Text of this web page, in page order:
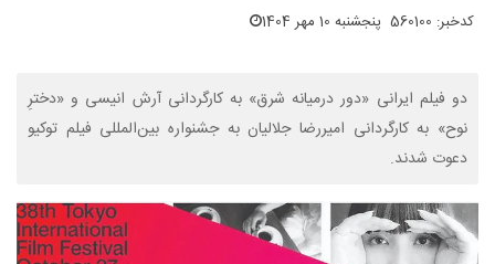
کدخبر: 560100 پنجشنبه 10 مهر 1404
دو فیلم ایرانی «دور درمیانه شرق» به کارگردانی آرش انیسی و «دخترِ
نوح» به کارگردانی امیررضا جلالیان به جشنواره بین‌المللی فیلم توکیو
دعوت شدند.